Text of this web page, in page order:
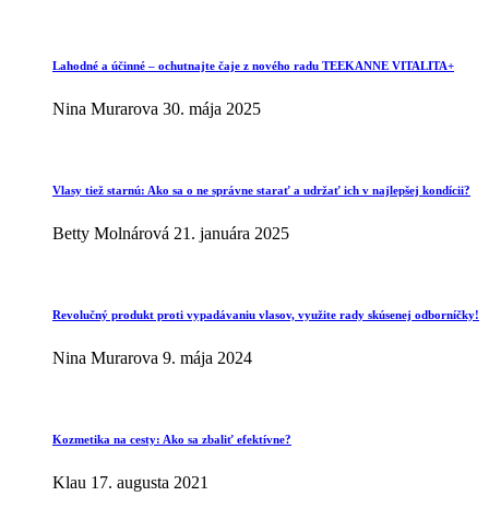
Lahodné a účinné – ochutnajte čaje z nového radu TEEKANNE VITALITA+
Nina Murarova 30. mája 2025
Vlasy tiež starnú: Ako sa o ne správne starať a udržať ich v najlepšej kondícii?
Betty Molnárová 21. januára 2025
Revolučný produkt proti vypadávaniu vlasov, využite rady skúsenej odborníčky!
Nina Murarova 9. mája 2024
Kozmetika na cesty: Ako sa zbaliť efektívne?
Klau 17. augusta 2021